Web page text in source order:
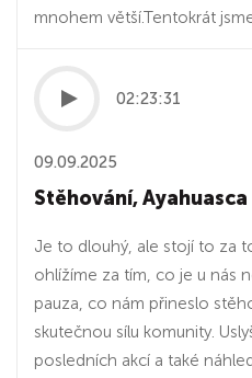
mnohem větší.Tentokrát
02:23:31
09.09.2025
Stěhování,
Je to dlouhý, ale stojí to za
ohlížíme za tím, co je u nás
pauza, co nám přineslo
skutečnou sílu komunity.
posledních akcí a také